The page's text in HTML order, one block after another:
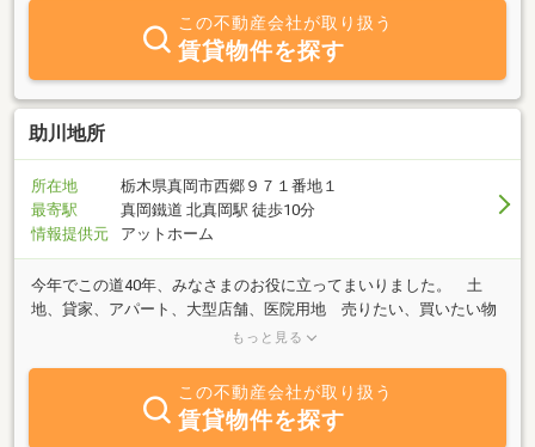
売却に関するご相談から物件情報の提供、契約をはじめとする諸手
続きをトータルにサポートします。お電話、Ｅメールでのお問い合
わせも大歓迎です。
この不動産会社が取り扱う
賃貸物件を探す
助川地所
所在地
栃木県真岡市西郷９７１番地１
最寄駅
真岡鐵道 北真岡駅 徒歩10分
情報提供元
アットホーム
今年でこの道40年、みなさまのお役に立ってまいりました。 土
地、貸家、アパート、大型店舗、医院用地 売りたい、買いたい物
件など一報下さい。 きっといい物件が見つかりますよ！ おまち
もっと見る
この不動産会社が取り扱う
賃貸物件を探す